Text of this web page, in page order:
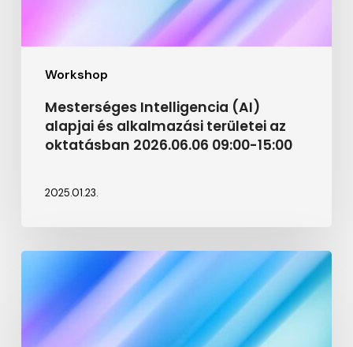
Workshop
Mesterséges Intelligencia (AI)
alapjai és alkalmazási területei az
oktatásban 2026.06.06 09:00-15:00
2025.01.23.
technológiák
alkalmazások